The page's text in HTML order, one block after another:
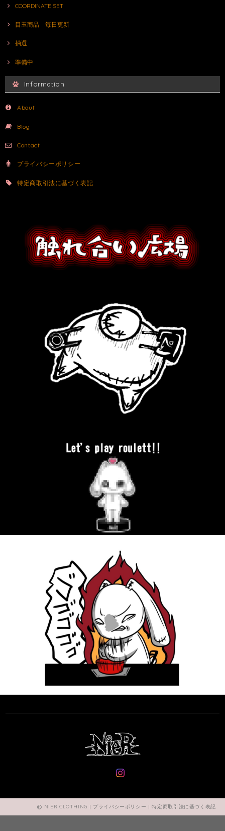
COORDINATE SET
目玉商品 毎日更新
抽選
準備中
Information
About
Blog
Contact
プライバシーポリシー
特定商取引法に基づく表記
NIER CLOTHING | プライバシーポリシー |特定商取引法に基づく表記